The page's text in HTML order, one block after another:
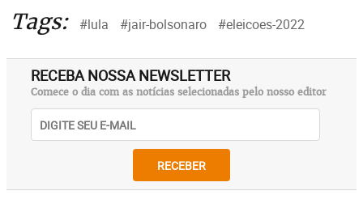
Tags: #lula #jair-bolsonaro #eleicoes-2022
RECEBA NOSSA NEWSLETTER
Comece o dia com as notícias selecionadas pelo nosso editor
RECEBER